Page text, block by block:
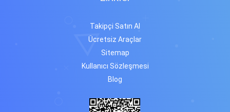
Takipçi Satın Al
Ücretsiz Araçlar
Sitemap
Kullanıcı Sözleşmesi
Blog